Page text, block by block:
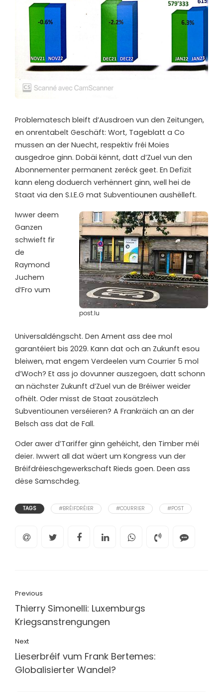
Problematesch bleift d’Ausdroen vun den Zeitungen,
en onrentabelt Geschäft: Wort, Tageblatt a Co
mussen an der Nuecht, respektiv fréi Moies
ausgedroe ginn. Dobäi kënnt, datt d’Zuel vun den
Abonnementer permanent zeréck geet. En Defizit
kann eleng doduerch verhënnert ginn, well hei de
Staat via den S.I.E.G mat Subventiounen aushëlleft.
post.lu
Iwwer deem
Ganzen
schwieft fir
de
Raymond
Juchem
d’Fro vum
Universaldéngscht. Den Ament ass dee mol
garantéiert bis 2029. Kann dat och an Zukunft esou
bleiwen, mat engem Verdeelen vum Courrier 5 mol
d’Woch? Et ass jo dovunner auszegoen, datt schonn
an nächster Zukunft d’Zuel vun de Bréiwer weider
ofhëlt. Oder misst de Staat zousätzlech
Subventiounen verséieren? A Frankräich an an der
Belsch ass dat de Fall.
Oder awer d’Tariffer ginn gehéicht, den Timber méi
deier. Iwwert all dat wäert um Kongress vun der
Bréifdréieschgewerkschaft Rieds goen. Deen ass
dëse Samschdeg.
TAGS #BRÉIFDRÉIER #COURRIER #POST
Previous
Thierry Simonelli: Luxemburgs
Kriegsanstrengungen
Next
Lieserbréif vum Frank Bertemes:
Globalisierter Wandel?